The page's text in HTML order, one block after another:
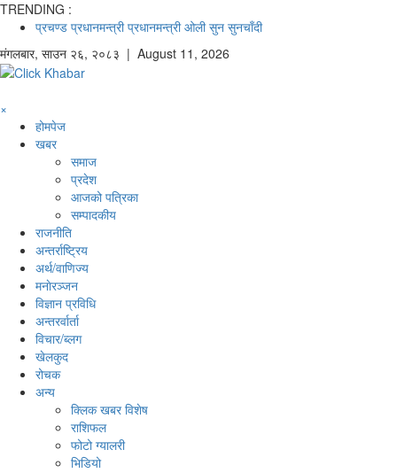
TRENDING :
प्रचण्ड प्रधानमन्त्री प्रधानमन्त्री ओली सुन सुनचाँदी
मंगलबार, साउन २६, २०८३ | August 11, 2026
×
होमपेज
खबर
समाज
प्रदेश
आजको पत्रिका
सम्पादकीय
राजनीति
अन्तर्राष्ट्रिय
अर्थ/वाणिज्य
मनाेरञ्जन
विज्ञान प्रविधि
अन्तरर्वार्ता
विचार/ब्लग
खेलकुद
रोचक
अन्य
क्लिक खबर विशेष
राशिफल
फोटो ग्यालरी
भिडियो